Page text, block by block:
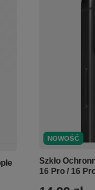
NOWOŚĆ
Szkło
16 Pro / 16